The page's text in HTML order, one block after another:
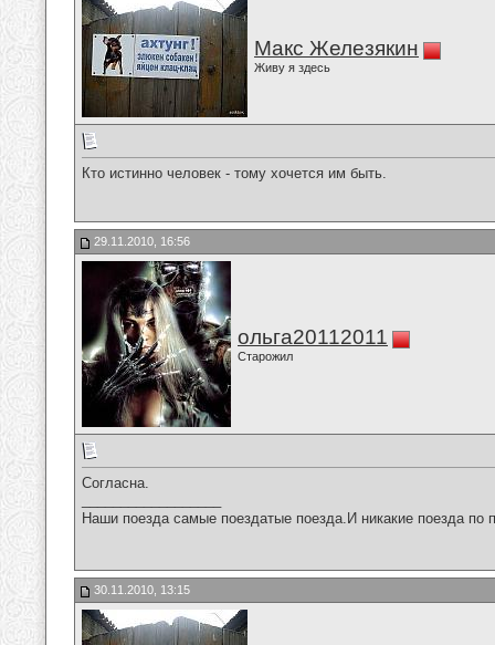
Макс Железякин
Живу я здесь
Кто истинно человек - тому хочется им быть.
29.11.2010, 16:56
ольга20112011
Старожил
Согласна.
Наши поезда самые поездатые поезда.И никакие поезда по
30.11.2010, 13:15